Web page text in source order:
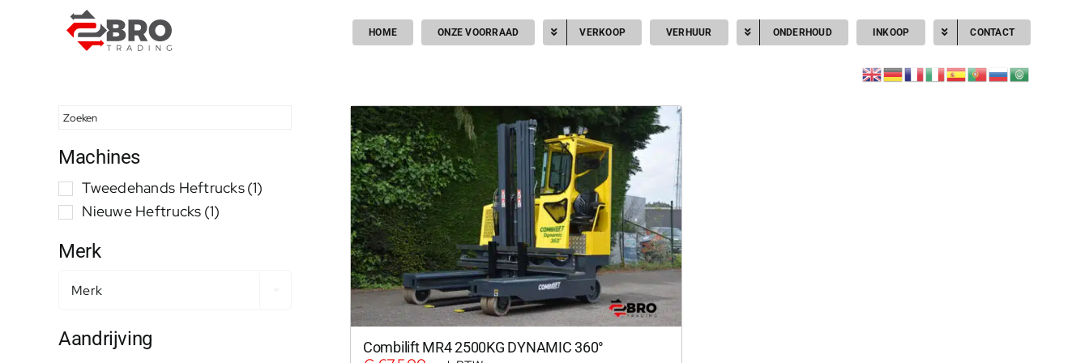
HOME ONZE VOORRAAD VERKOOP VERHUUR ONDERHOUD INKOOP CONTACT
Combilift MR4 2500KG DYNAMIC 360°
Machines
Tweedehands Heftrucks(1)
Nieuwe Heftrucks (1)
Merk
Merk
Aandrijving